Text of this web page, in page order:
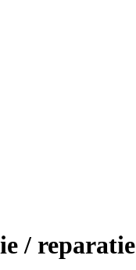
/ reparatie